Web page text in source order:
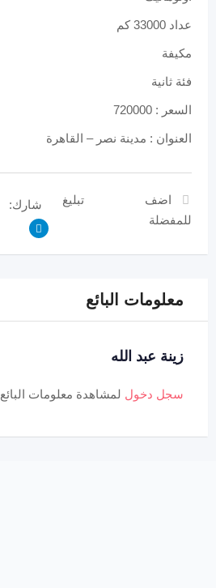
عداد 33000 كم
مكيفة
فئة ثانية
السعر : 720000
العنوان : مدينة نصر – القاهرة
اضف
للمفضلة
تبليغ شارك:
معلومات البائع
زينة عبد الله
سجل دخول لمشاهدة معلومات البائع